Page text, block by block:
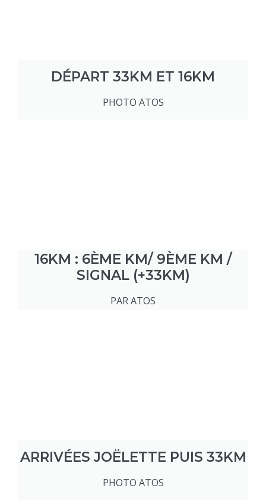
DÉPART 33KM ET 16KM
PHOTO ATOS
16KM : 6ÈME KM/ 9ÈME KM /
SIGNAL (+33KM)
PAR ATOS
ARRIVÉES JOËLETTE PUIS 33KM
PHOTO ATOS